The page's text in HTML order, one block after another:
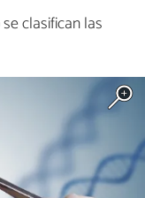
clasifican las